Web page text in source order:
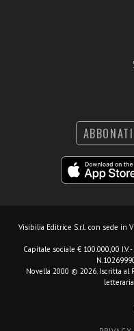
ABBONATI
Visibilia Editrice S.r.l. con sede in
Capitale sociale € 100.000,00 I.V.
Novella 2000 © 2026. Iscritta